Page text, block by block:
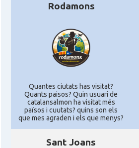
Rodamons
Quantes ciutats has visitat?
Quants paisos? Quin usuari de
catalansalmon ha visitat més
països i cuutats? quins son els
que mes agraden i els que menys?
Sant Joans